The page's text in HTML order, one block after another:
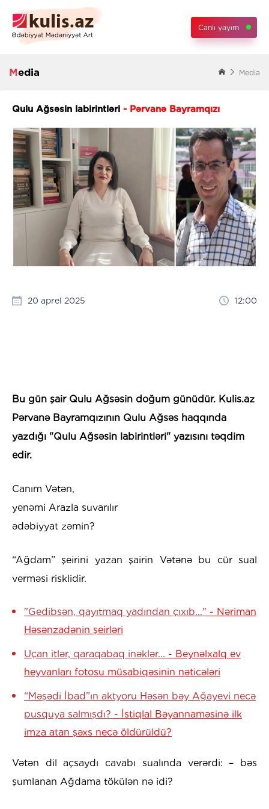
Canlı yayım
Media Media
Qulu Ağsəsin labirintləri - Pərvanə Bayramqızı
20 aprel 2025 12:00
Bu gün şair Qulu Ağsəsin doğum günüdür. Kulis.az
Pərvanə Bayramqızının Qulu Ağsəs haqqında
yazdığı "Qulu Ağsəsin labirintləri" yazısını təqdim
edir.
Canım Vətən,
yenəmi Arazla suvarılır
ədəbiyyat zəmin?
“Ağdam” şeirini yazan şairin Vətənə bu cür sual
verməsi risklidir.
"Gedibsәn, qayıtmaq yadından çıxıb..." - Nəriman
Həsənzadənin şeirləri
Uçan itlər, qaraqabaq inəklər... - Beynəlxalq ev
heyvanları fotosu müsabiqəsinin nəticələri
“Məşədi İbad”ın aktyoru Həsən bəy Ağayevi necə
pusquya salmışdı? - İstiqlal Bəyannaməsinə ilk
imza atan şəxs necə öldürüldü?
Vətən dil açsaydı cavabı sualında verərdi: – bəs
şumlanan Ağdama tökülən nə idi?